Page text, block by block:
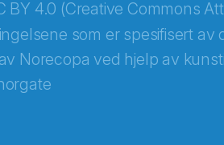
BY 4.0 (Creative Commons
som er spesifisert
Norecopa ved hjelp av